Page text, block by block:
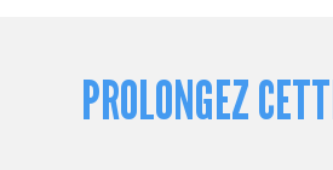
PROLONGEZ